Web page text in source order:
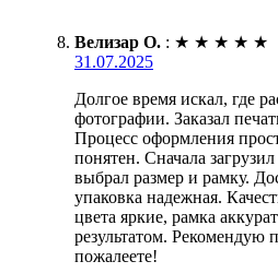
Велизар О. : ★ ★ ★ ★ ★
31.07.2025
Долгое время искал, где
фотографии. Заказал
Процесс оформления
понятен. Сначала
выбрал размер и рамку.
упаковка надежная.
цвета яркие, рамка
результатом. Рекомендую
пожалеете!